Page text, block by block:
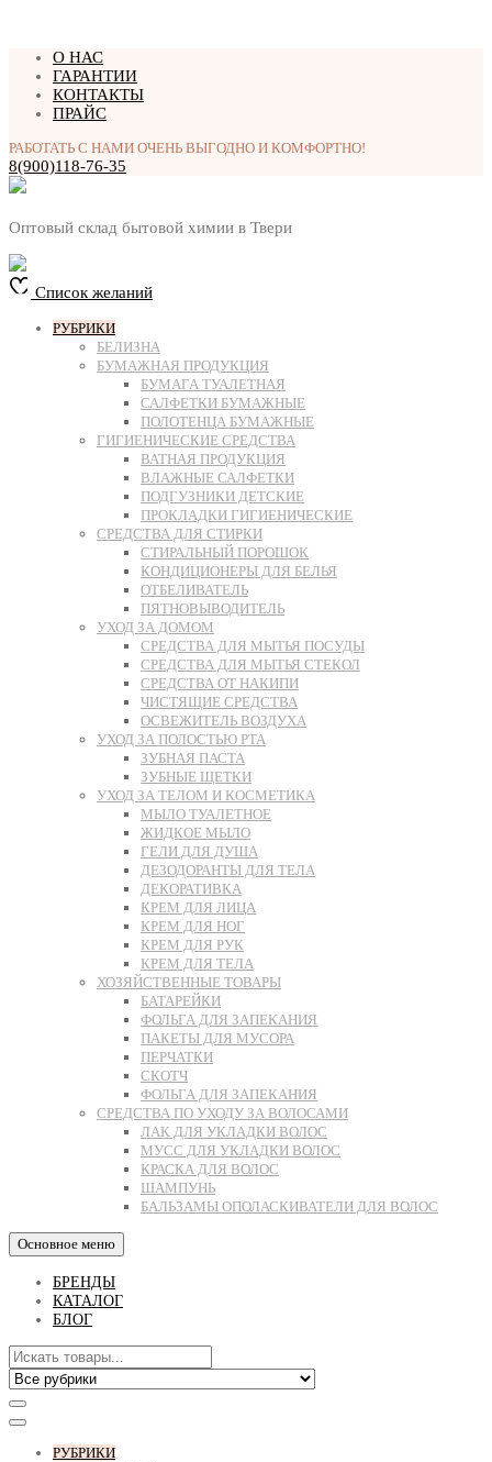
Перейти
содержимому
О НАС
ГАРАНТИИ
КОНТАКТЫ
ПРАЙС
РАБОТАТЬ С НАМИ ОЧЕНЬ ВЫГОДНО И КОМФОРТНО!
8(900)118-76-35
Оптовый склад бытовой химии в Твери
Список желаний
РУБРИКИ
БЕЛИЗНА
БУМАЖНАЯ ПРОДУКЦИЯ
БУМАГА ТУАЛЕТНАЯ
САЛФЕТКИ БУМАЖНЫЕ
ПОЛОТЕНЦА БУМАЖНЫЕ
ГИГИЕНИЧЕСКИЕ СРЕДСТВА
ВАТНАЯ ПРОДУКЦИЯ
ВЛАЖНЫЕ САЛФЕТКИ
ПОДГУЗНИКИ ДЕТСКИЕ
ПРОКЛАДКИ ГИГИЕНИЧЕСКИЕ
СРЕДСТВА ДЛЯ СТИРКИ
СТИРАЛЬНЫЙ ПОРОШОК
КОНДИЦИОНЕРЫ ДЛЯ БЕЛЬЯ
ОТБЕЛИВАТЕЛЬ
ПЯТНОВЫВОДИТЕЛЬ
УХОД ЗА ДОМОМ
СРЕДСТВА ДЛЯ МЫТЬЯ ПОСУДЫ
СРЕДСТВА ДЛЯ МЫТЬЯ СТЕКОЛ
СРЕДСТВА ОТ НАКИПИ
ЧИСТЯЩИЕ СРЕДСТВА
ОСВЕЖИТЕЛЬ ВОЗДУХА
УХОД ЗА ПОЛОСТЬЮ РТА
ЗУБНАЯ ПАСТА
ЗУБНЫЕ ЩЕТКИ
УХОД ЗА ТЕЛОМ И КОСМЕТИКА
МЫЛО ТУАЛЕТНОЕ
ЖИДКОЕ МЫЛО
ГЕЛИ ДЛЯ ДУША
ДЕЗОДОРАНТЫ ДЛЯ ТЕЛА
ДЕКОРАТИВКА
КРЕМ ДЛЯ ЛИЦА
КРЕМ ДЛЯ НОГ
КРЕМ ДЛЯ РУК
КРЕМ ДЛЯ ТЕЛА
ХОЗЯЙСТВЕННЫЕ ТОВАРЫ
БАТАРЕЙКИ
ФОЛЬГА ДЛЯ ЗАПЕКАНИЯ
ПАКЕТЫ ДЛЯ МУСОРА
ПЕРЧАТКИ
СКОТЧ
ФОЛЬГА ДЛЯ ЗАПЕКАНИЯ
СРЕДСТВА ПО УХОДУ ЗА ВОЛОСАМИ
ЛАК ДЛЯ УКЛАДКИ ВОЛОС
МУСС ДЛЯ УКЛАДКИ ВОЛОС
КРАСКА ДЛЯ ВОЛОС
ШАМПУНЬ
БАЛЬЗАМЫ ОПОЛАСКИВАТЕЛИ ДЛЯ ВОЛОС
Основное меню
БРЕНДЫ
КАТАЛОГ
БЛОГ
РУБРИКИ